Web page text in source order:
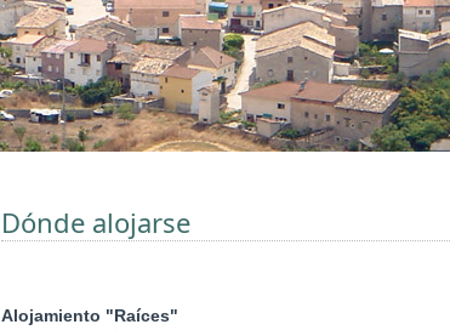
Dónde alojarse
Alojamiento "Raíces"